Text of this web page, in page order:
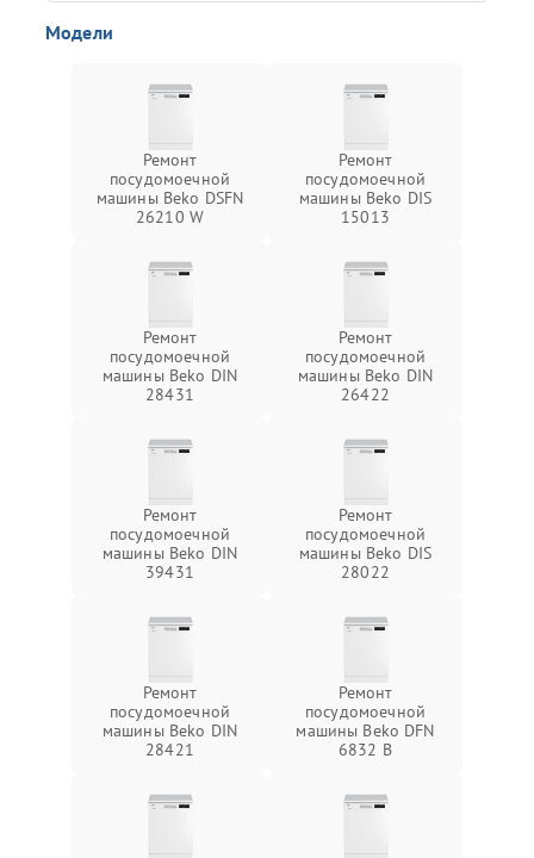
Модели
Ремонт
посудомоечной
машины Beko DSFN
26210 W
Ремонт
посудомоечной
машины Beko DIS
15013
Ремонт
посудомоечной
машины Beko DIN
28431
Ремонт
посудомоечной
машины Beko DIN
26422
Ремонт
посудомоечной
машины Beko DIN
39431
Ремонт
посудомоечной
машины Beko DIS
28022
Ремонт
посудомоечной
машины Beko DIN
28421
Ремонт
посудомоечной
машины Beko DFN
6832 B